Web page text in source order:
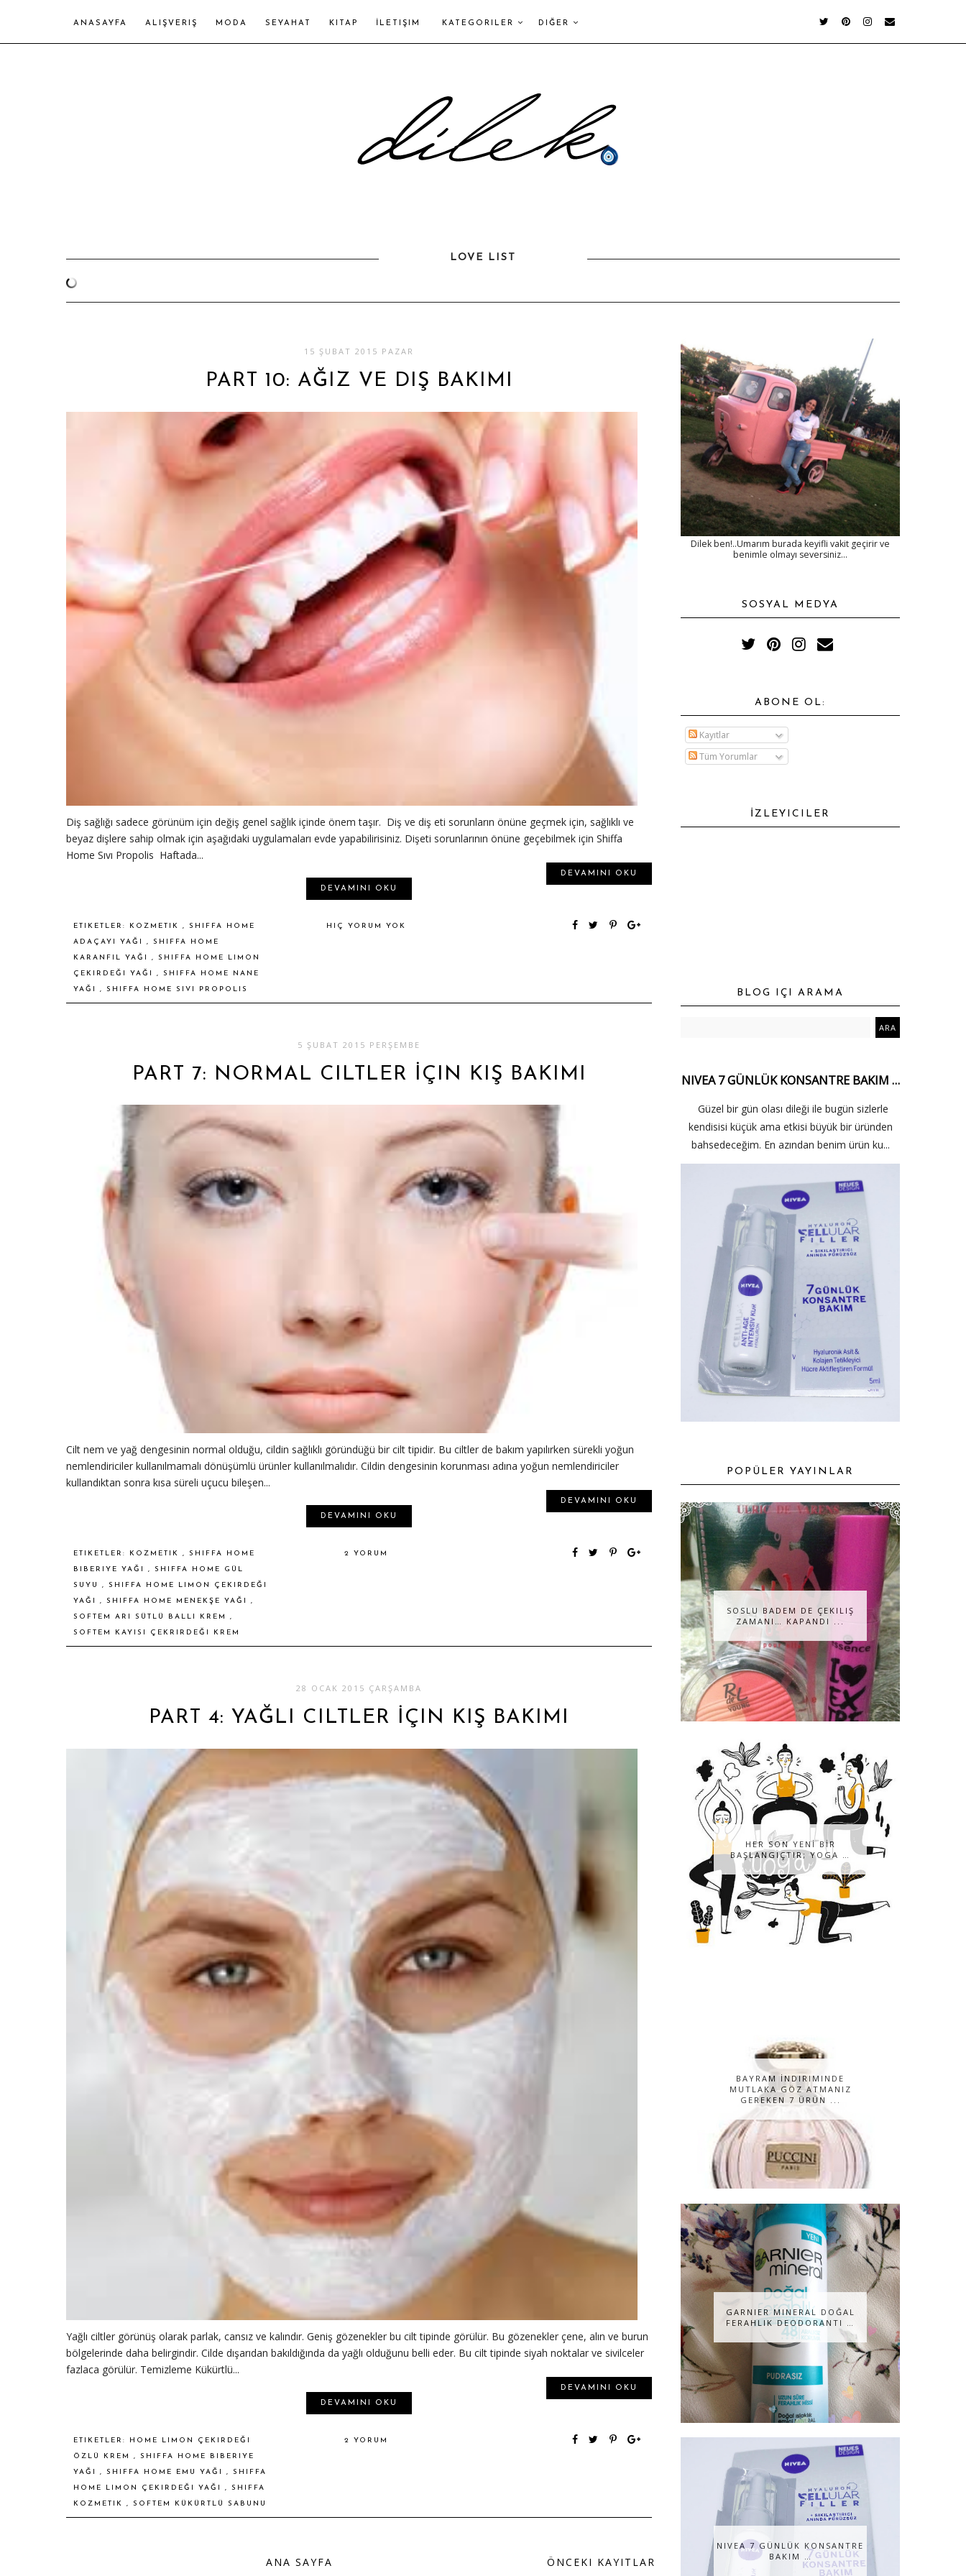
ANASAYFA ALIŞVERIŞ MODA SEYAHAT KITAP İLETIŞIM KATEGORILER DIĞER
LOVE LIST
15 ŞUBAT 2015 PAZAR
PART 10: AĞIZ VE DIŞ BAKIMI
Diş sağlığı sadece görünüm için değiş genel sağlık içinde önem taşır. Diş ve diş eti sorunların önüne geçmek için, sağlıklı ve
beyaz dişlere sahip olmak için aşağıdaki uygulamaları evde yapabilirisiniz. Dişeti sorunlarının önüne geçebilmek için Shiffa
Home Sıvı Propolis Haftada...
DEVAMINI OKU
DEVAMINI OKU
ETIKETLER: KOZMETIK , SHIFFA HOME
ADAÇAYI YAĞI , SHIFFA HOME
KARANFIL YAĞI , SHIFFA HOME LIMON
ÇEKIRDEĞI YAĞI , SHIFFA HOME NANE
YAĞI , SHIFFA HOME SIVI PROPOLIS
HIÇ YORUM YOK
5 ŞUBAT 2015 PERŞEMBE
PART 7: NORMAL CILTLER İÇIN KIŞ BAKIMI
Cilt nem ve yağ dengesinin normal olduğu, cildin sağlıklı göründüğü bir cilt tipidir. Bu ciltler de bakım yapılırken sürekli yoğun
nemlendiriciler kullanılmamalı dönüşümlü ürünler kullanılmalıdır. Cildin dengesinin korunması adına yoğun nemlendiriciler
kullandıktan sonra kısa süreli uçucu bileşen...
DEVAMINI OKU
DEVAMINI OKU
ETIKETLER: KOZMETIK , SHIFFA HOME
BIBERIYE YAĞI , SHIFFA HOME GÜL
SUYU , SHIFFA HOME LIMON ÇEKIRDEĞI
YAĞI , SHIFFA HOME MENEKŞE YAĞI ,
SOFTEM ARI SÜTLÜ BALLI KREM ,
SOFTEM KAYISI ÇEKRIRDEĞI KREM
2 YORUM
28 OCAK 2015 ÇARŞAMBA
PART 4: YAĞLI CILTLER İÇIN KIŞ BAKIMI
Yağlı ciltler görünüş olarak parlak, cansız ve kalındır. Geniş gözenekler bu cilt tipinde görülür. Bu gözenekler çene, alın ve burun
bölgelerinde daha belirgindir. Cilde dışarıdan bakıldığında da yağlı olduğunu belli eder. Bu cilt tipinde siyah noktalar ve sivilceler
fazlaca görülür. Temizleme Kükürtlü...
DEVAMINI OKU
DEVAMINI OKU
ETIKETLER:
HOME LIMON ÇEKIRDEĞI
ÖZLÜ KREM , SHIFFA HOME BIBERIYE
YAĞI , SHIFFA HOME EMU YAĞI , SHIFFA
HOME LIMON ÇEKIRDEĞI YAĞI , SHIFFA
KOZMETIK , SOFTEM KÜKÜRTLÜ SABUNU
2 YORUM
ÖNCEKI KAYITLAR
ANA SAYFA
Dilek ben!..Umarım burada keyifli vakit geçirir ve
benimle olmayı seversiniz...
SOSYAL MEDYA
ABONE OL:
Kayıtlar
Tüm Yorumlar
İZLEYICILER
BLOG IÇI ARAMA
NIVEA 7 GÜNLÜK KONSANTRE BAKIM …
Güzel bir gün olası dileği ile bugün sizlerle
kendisisi küçük ama etkisi büyük bir üründen
bahsedeceğim. En azından benim ürün ku...
POPÜLER YAYINLAR
SOSLU BADEM DE ÇEKILIŞ
ZAMANI… KAPANDI ...
HER SON YENİ BİR
BAŞLANGIÇTIR; YOGA …
BAYRAM İNDIRIMINDE
MUTLAKA GÖZ ATMANIZ
GEREKEN 7 ÜRÜN ...
GARNIER MINERAL DOĞAL
FERAHLIK DEODORANTI …
NIVEA 7 GÜNLÜK KONSANTRE
BAKIM …